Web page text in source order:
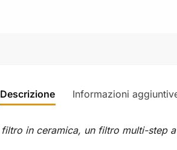
Descrizione Informazioni
filtro in ceramica, un filtro multi-step